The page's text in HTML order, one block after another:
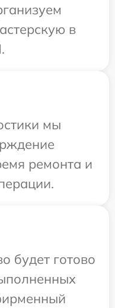
в
мы
ремонта и
будет готово